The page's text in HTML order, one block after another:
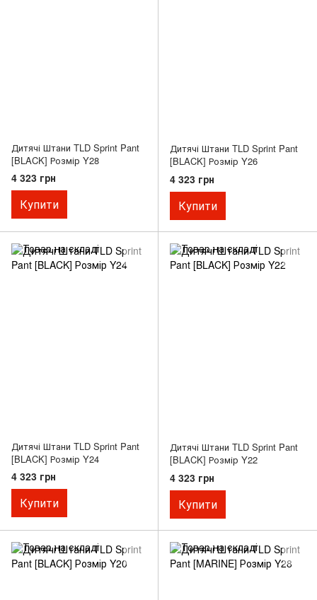
Дитячі Штани TLD Sprint Pant
[BLACK] Розмір Y28
4 323 грн
Купити
Дитячі Штани TLD Sprint Pant
[BLACK] Розмір Y26
4 323 грн
Купити
Дитячі Штани TLD Sprint Pant
[BLACK] Розмір Y24
4 323 грн
Купити
Дитячі Штани TLD Sprint Pant
[BLACK] Розмір Y22
4 323 грн
Купити